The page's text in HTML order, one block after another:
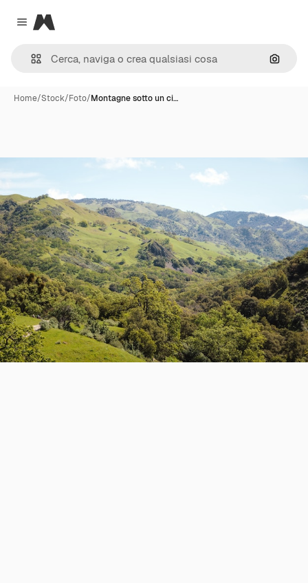
Close menu
Magnific
Cerca
Home/Stock/Foto/Montagne sotto un ci…